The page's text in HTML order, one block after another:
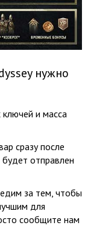
нужно
и масса
сразу после
отправлен
за тем, чтобы
для
сообщите нам